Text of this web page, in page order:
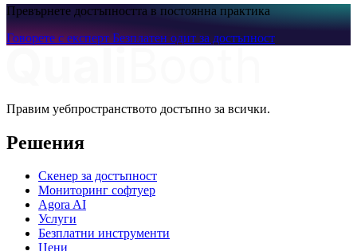
Превърнете достъпността в постоянна практика
Говорете с експерт Безплатен одит за достъпност
Правим уебпространството достъпно за всички.
Решения
Скенер за достъпност
Мониторинг софтуер
Agora AI
Услуги
Безплатни инструменти
Цени